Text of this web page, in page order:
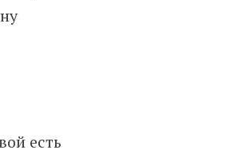
есть